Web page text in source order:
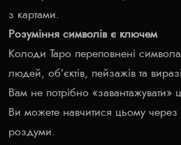
з картами.
Розуміння символів є ключем
Колоди Таро переповнені
людей, об’єктів, пейзажів та
Вам не потрібно «завантажувати»
Ви можете навчитися цьому
роздуми.